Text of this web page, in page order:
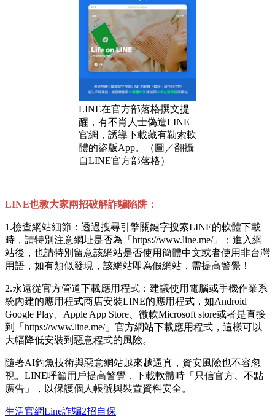
LINE在官方部落格撰文提
醒，有不肖人士偽造LINE
官網，誘導下載藏有勒索軟
體的盜版App。（圖／翻攝
自LINE官方部落格）
LINE也教大家兩招破解詐騙陷阱：
1.檢查網站細節：透過搜尋引擎關鍵字搜索LINE的軟體下載
時，請特別注意網址是否為「https://www.line.me/」；進入網
站後，也請特別留意該網站是否使用簡體中文或者使用非台灣
用語，如有類似發現，該網站即為假網站，需提高警覺！
2.永遠從官方管道下載應用程式：建議使用電腦或手機作業系
統內建的應用程式商店安裝LINE的應用程式，如Android
Google Play、Apple App Store、微軟Microsoft store或者是直接
到「https://www.line.me/」官方網站下載應用程式，這樣可以
大幅降低安裝到惡意程式的風險。
隨著AI釣魚技術與惡意網站越來越逼真，資安風險也不容忽
視。LINE呼籲用戶提高警覺，下載軟體時「只信官方、不點
廣告」，以保護個人帳號與裝置資料安全。
生活官網Line詐騙2招自保